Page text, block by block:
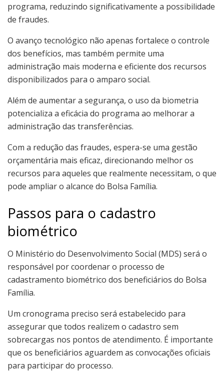
programa, reduzindo significativamente a possibilidade
de fraudes.
O avanço tecnológico não apenas fortalece o controle
dos benefícios, mas também permite uma
administração mais moderna e eficiente dos recursos
disponibilizados para o amparo social.
Além de aumentar a segurança, o uso da biometria
potencializa a eficácia do programa ao melhorar a
administração das transferências.
Com a redução das fraudes, espera-se uma gestão
orçamentária mais eficaz, direcionando melhor os
recursos para aqueles que realmente necessitam, o que
pode ampliar o alcance do Bolsa Família.
Passos para o cadastro
biométrico
O Ministério do Desenvolvimento Social (MDS) será o
responsável por coordenar o processo de
cadastramento biométrico dos beneficiários do Bolsa
Família.
Um cronograma preciso será estabelecido para
assegurar que todos realizem o cadastro sem
sobrecargas nos pontos de atendimento. É importante
que os beneficiários aguardem as convocações oficiais
para participar do processo.